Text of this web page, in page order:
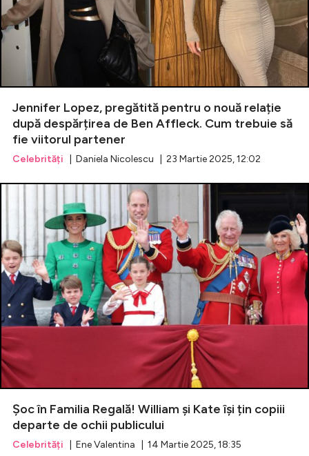
Jennifer Lopez, pregătită pentru o nouă relație
după despărțirea de Ben Affleck. Cum trebuie să
fie viitorul partener
Celebrități | Daniela Nicolescu | 23 Martie 2025, 12:02
Șoc în Familia Regală! William și Kate își țin copiii
departe de ochii publicului
Celebrități | Ene Valentina | 14 Martie 2025, 18:35